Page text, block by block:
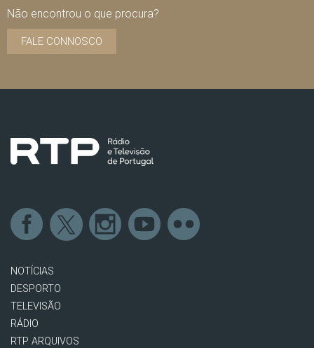
Não encontrou o que procura?
FALE CONNOSCO
NOTÍCIAS
DESPORTO
TELEVISÃO
RÁDIO
RTP ARQUIVOS